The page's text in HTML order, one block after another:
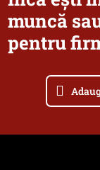
muncă
pentru